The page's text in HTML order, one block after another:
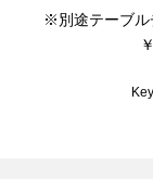
※別途テーブル